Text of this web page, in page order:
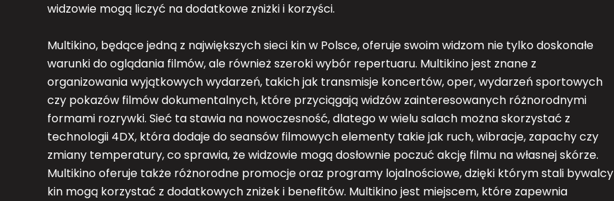
widzowie mogą liczyć na dodatkowe zniżki i korzyści.
Multikino, będące jedną z największych sieci kin w Polsce, oferuje swoim widzom nie tylko doskonałe
warunki do oglądania filmów, ale również szeroki wybór repertuaru. Multikino jest znane z
organizowania wyjątkowych wydarzeń, takich jak transmisje koncertów, oper, wydarzeń sportowych
czy pokazów filmów dokumentalnych, które przyciągają widzów zainteresowanych różnorodnymi
formami rozrywki. Sieć ta stawia na nowoczesność, dlatego w wielu salach można skorzystać z
technologii 4DX, która dodaje do seansów filmowych elementy takie jak ruch, wibracje, zapachy czy
zmiany temperatury, co sprawia, że widzowie mogą dosłownie poczuć akcję filmu na własnej skórze.
Multikino oferuje także różnorodne promocje oraz programy lojalnościowe, dzięki którym stali bywalcy
kin mogą korzystać z dodatkowych zniżek i benefitów. Multikino jest miejscem, które zapewnia